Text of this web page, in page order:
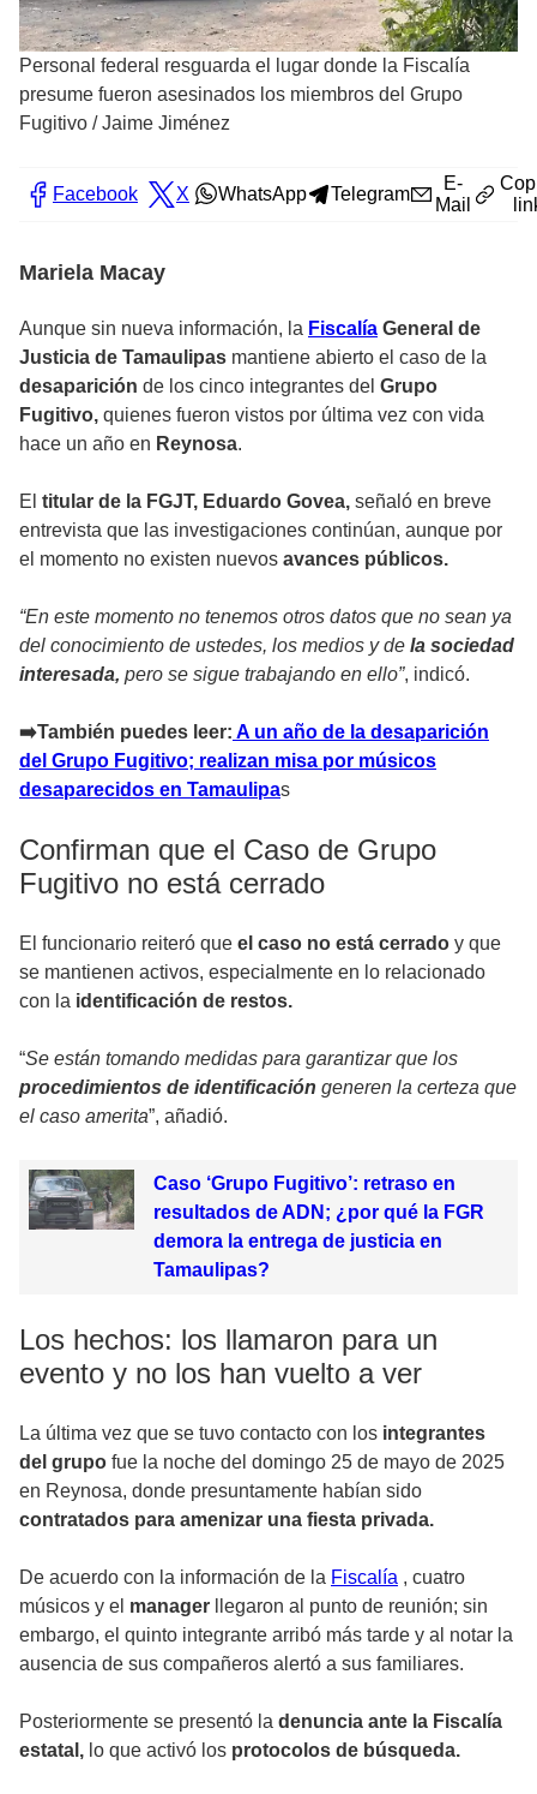
Personal federal resguarda el lugar donde la Fiscalía
presume fueron asesinados los miembros del Grupo
Fugitivo /Jaime Jiménez
Facebook X WhatsApp Telegram
E-
Mail
Mariela Macay
Aunque sin nueva información, la Fiscalía General de
Justicia de Tamaulipas mantiene abierto el caso de la
desaparición de los cinco integrantes del Grupo
Fugitivo, quienes fueron vistos por última vez con vida
hace un año en Reynosa.
El titular de la FGJT, Eduardo Govea, señaló en breve
entrevista que las investigaciones continúan, aunque por
el momento no existen nuevos avances públicos.
“En este momento no tenemos otros datos que no sean ya
del conocimiento de ustedes, los medios y de la sociedad
interesada, pero se sigue trabajando en ello”, indicó.
➡️También puedes leer: A un año de la desaparición
del Grupo Fugitivo; realizan misa por músicos
desaparecidos en Tamaulipas
Confirman que el Caso de Grupo
Fugitivo no está cerrado
El funcionario reiteró que el caso no está cerrado y que
se mantienen activos, especialmente en lo relacionado
con la identificación de restos.
“Se están tomando medidas para garantizar que los
procedimientos de identificación generen la certeza que
el caso amerita”, añadió.
Caso ‘Grupo Fugitivo’: retraso en
resultados de ADN; ¿por qué la FGR
demora la entrega de justicia en
Tamaulipas?
Los hechos: los llamaron para un
evento y no los han vuelto a ver
La última vez que se tuvo contacto con los integrantes
del grupo fue la noche del domingo 25 de mayo de 2025
en Reynosa, donde presuntamente habían sido
contratados para amenizar una fiesta privada.
De acuerdo con la información de la Fiscalía , cuatro
músicos y el manager llegaron al punto de reunión; sin
embargo, el quinto integrante arribó más tarde y al notar la
ausencia de sus compañeros alertó a sus familiares.
Posteriormente se presentó la denuncia ante la Fiscalía
estatal, lo que activó los protocolos de búsqueda.